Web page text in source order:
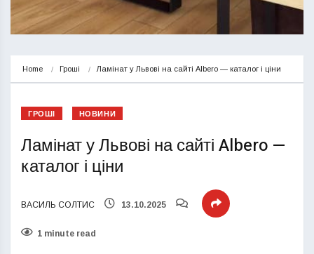
Home Гроші Ламінат у Львові на сайті Albero — каталог і ціни
ГРОШІ НОВИНИ
Ламінат у Львові на сайті Albero —
каталог і ціни
ВАСИЛЬ СОЛТИС 13.10.2025
1 minute read